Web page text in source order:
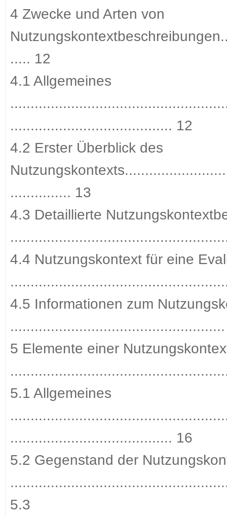
4 Zwecke und Arten von
..... 12
4.1 Allgemeines
........................................ 12
4.2 Erster Überblick des
............... 13
4.3 Detaillierte
4.4 Nutzungskontext für eine
4.5 Informationen zum
5 Elemente einer
5.1 Allgemeines
........................................ 16
5.2 Gegenstand der
5.3